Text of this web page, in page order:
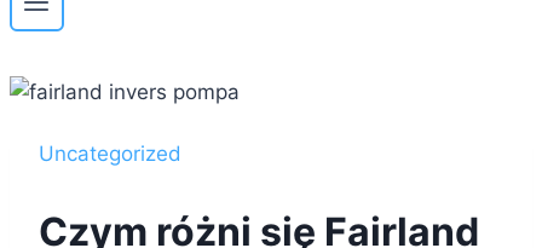
Uncategorized
Czym różni się Fairland